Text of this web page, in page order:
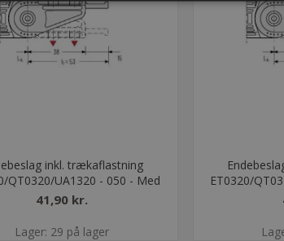
inkl. trækaflastning
QT0320/UA1320 - 050 - Med
bolt
41,90 kr.
Lager: 29 på lager
ET0320/